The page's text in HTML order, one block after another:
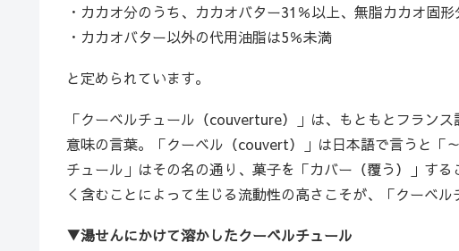
・カカオ分のうち、カカオバター31％以上、無脂カカオ固
・カカオバター以外の代用油脂は5％未満
と定められています。
「クーベルチュール（couverture）」は、もともとフラン
意味の言葉。「クーベル（couvert）」は日本語で言うと「
チュール」はその名の通り、菓子を「カバー（覆う）」す
く含むことによって生じる流動性の高さこそが、「クーベ
▼湯せんにかけて溶かしたクーベルチュール